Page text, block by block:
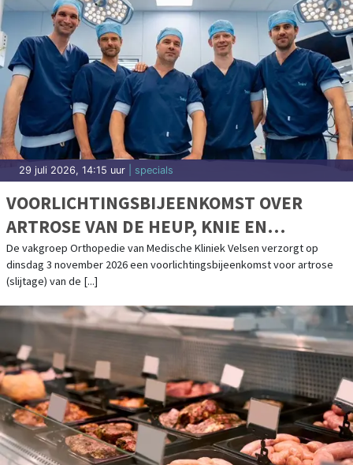
29 juli 2026, 14:15 uur | specials
VOORLICHTINGSBIJEENKOMST OVER
ARTROSE VAN DE HEUP, KNIE EN
SCHOUDER IN MEDISCHE KLINIEK VELSEN
De vakgroep Orthopedie van Medische Kliniek Velsen verzorgt op
dinsdag 3 november 2026 een voorlichtingsbijeenkomst voor artrose
(slijtage) van de [...]